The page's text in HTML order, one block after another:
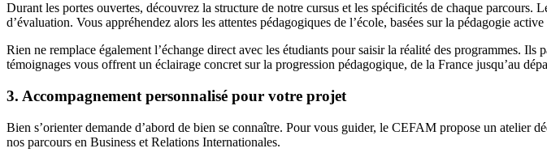
Durant les portes ouvertes, découvrez la structure de notre cursus et les spécificités de chaque parcours.
d’évaluation. Vous appréhendez alors les attentes pédagogiques de l’école, basées sur la pédagogie
Rien ne remplace également l’échange direct avec les étudiants pour saisir la réalité des programmes. Ils
témoignages vous offrent un éclairage concret sur la progression pédagogique, de la France jusqu’au
3. Accompagnement personnalisé pour votre projet
Bien s’orienter demande d’abord de bien se connaître. Pour vous guider, le CEFAM propose un atelier
nos parcours en Business et Relations Internationales.